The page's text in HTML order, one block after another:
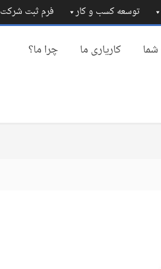
توسعه کسب و کار فرم ثبت شرکت
شما کاریاری ما چرا ما؟